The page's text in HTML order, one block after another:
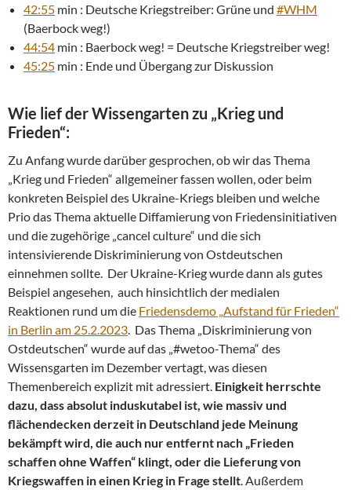
42:55 min : Deutsche Kriegstreiber: Grüne und #WHM
(Baerbock weg!)
44:54 min : Baerbock weg! = Deutsche Kriegstreiber weg!
45:25 min : Ende und Übergang zur Diskussion
Wie lief der Wissengarten zu „Krieg und
Frieden“:
Zu Anfang wurde darüber gesprochen, ob wir das Thema
„Krieg und Frieden“ allgemeiner fassen wollen, oder beim
konkreten Beispiel des Ukraine-Kriegs bleiben und welche
Prio das Thema aktuelle Diffamierung von Friedensinitiativen
und die zugehörige „cancel culture“ und die sich
intensivierende Diskriminierung von Ostdeutschen
einnehmen sollte. Der Ukraine-Krieg wurde dann als gutes
Beispiel angesehen, auch hinsichtlich der medialen
Reaktionen rund um die Friedensdemo „Aufstand für Frieden“
in Berlin am 25.2.2023 . Das Thema „Diskriminierung von
Ostdeutschen“ wurde auf das „#wetoo-Thema“ des
Wissensgarten im Dezember vertagt, was diesen
Themenbereich explizit mit adressiert. Einigkeit herrschte
dazu, dass absolut induskutabel ist, wie massiv und
flächendecken derzeit in Deutschland jede Meinung
bekämpft wird, die auch nur entfernt nach „Frieden
schaffen ohne Waffen“ klingt, oder die Lieferung von
Kriegswaffen in einen Krieg in Frage stellt . Außerdem